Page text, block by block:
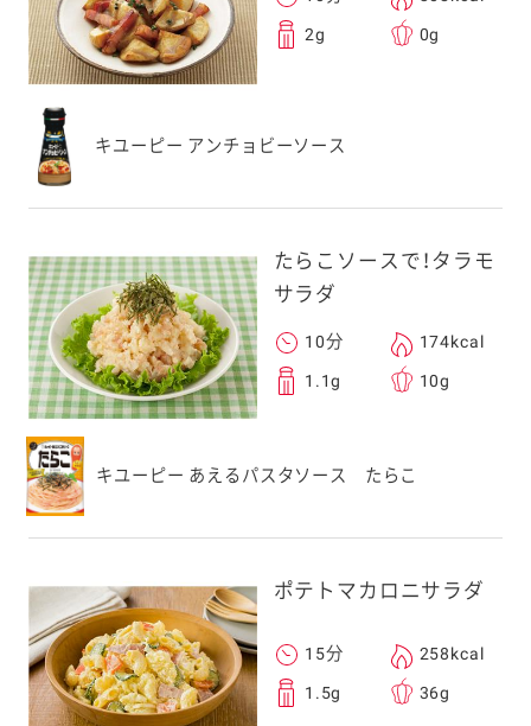
2g 0g
キユーピー アンチョビーソース
たらこソースで！タラモ
サラダ
10分 174kcal
1.1g 10g
キユーピー あえるパスタソース たらこ
ポテトマカロニサラダ
15分 258kcal
1.5g 36g